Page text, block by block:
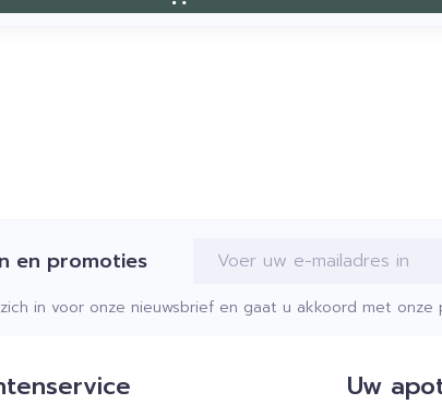
en promoties
in voor onze nieuwsbrief en gaat u akkoord met onze
Uw